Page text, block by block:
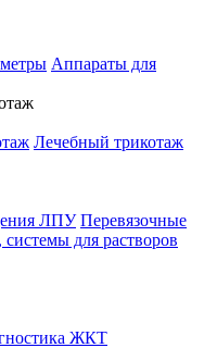
Аппараты для
Лечебный трикотаж
ЛПУ Перевязочные
для растворов
ЖКТ